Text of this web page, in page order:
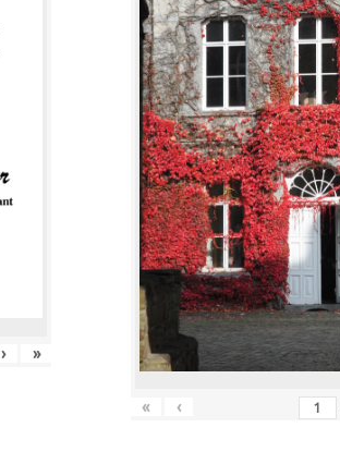
› »
« ‹